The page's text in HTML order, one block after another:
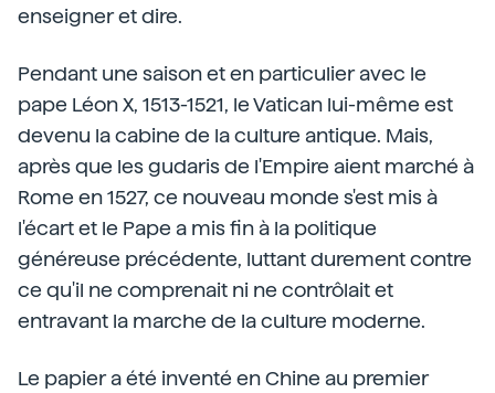
enseigner et dire.
Pendant une saison et en particulier avec le
pape Léon X, 1513-1521, le Vatican lui-même est
devenu la cabine de la culture antique. Mais,
après que les gudaris de l'Empire aient marché à
Rome en 1527, ce nouveau monde s'est mis à
l'écart et le Pape a mis fin à la politique
généreuse précédente, luttant durement contre
ce qu'il ne comprenait ni ne contrôlait et
entravant la marche de la culture moderne.
Le papier a été inventé en Chine au premier